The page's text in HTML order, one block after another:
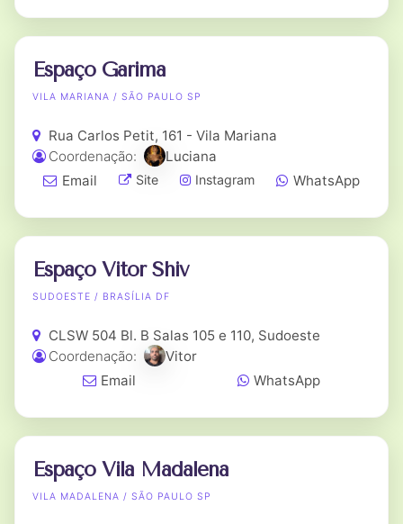
Espaço Garima
VILA MARIANA / SÃO PAULO SP
Rua Carlos Petit, 161 - Vila Mariana
Coordenação:
Luciana
Email
Site Instagram WhatsApp
Espaço Vitor Shiv
SUDOESTE / BRASÍLIA DF
CLSW 504 Bl. B Salas 105 e 110, Sudoeste
Coordenação:
Vitor
Email
WhatsApp
Espaço Vila Madalena
VILA MADALENA / SÃO PAULO SP